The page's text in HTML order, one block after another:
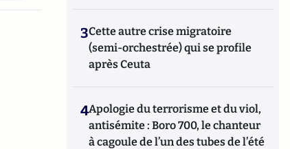
3Cette autre crise migratoire
(semi-orchestrée) qui se profile
après Ceuta
4Apologie du terrorisme et du viol,
antisémite : Boro 700, le chanteur
à cagoule de l’un des tubes de l’été